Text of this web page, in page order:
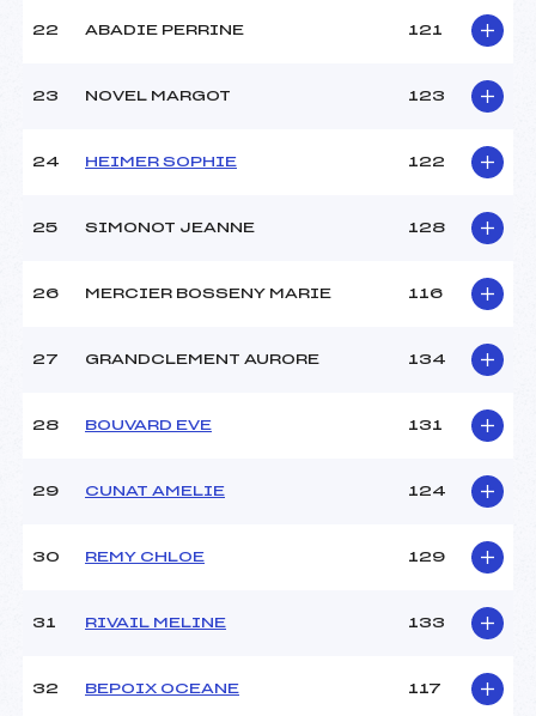
22 ABADIE PERRINE 121
23 NOVEL MARGOT 123
24 HEIMER SOPHIE 122
25 SIMONOT JEANNE 128
26 MERCIER BOSSENY MARIE 116
27 GRANDCLEMENT AURORE 134
28 BOUVARD EVE 131
29 CUNAT AMELIE 124
30 REMY CHLOE 129
31 RIVAIL MELINE 133
32 BEPOIX OCEANE 117